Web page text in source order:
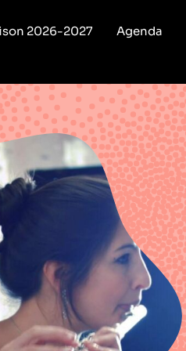
2026-2027 Agenda